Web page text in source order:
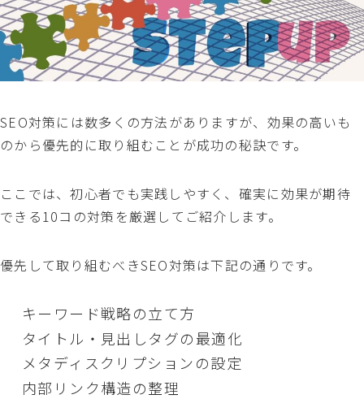
SEO対策には数多くの方法がありますが、効果の高いも
のから優先的に取り組むことが成功の秘訣です。
ここでは、初心者でも実践しやすく、確実に効果が期待
できる10コの対策を厳選してご紹介します。
優先して取り組むべきSEO対策は下記の通りです。
キーワード戦略の立て方
タイトル・見出しタグの最適化
メタディスクリプションの設定
内部リンク構造の整理